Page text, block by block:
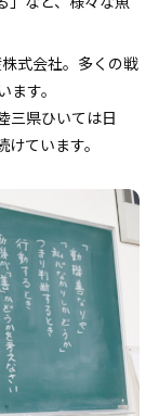
式会社。多くの戦
す。
三県ひいては日
ています。